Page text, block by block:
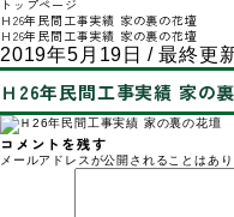
トップページ
Ｈ26年民間工事実績 家の裏の花壇
Ｈ26年民間工事実績 家の裏の花壇
2019年5月19日 / 最終更
Ｈ26年民間工事実績 家の
コメントを残す
メールアドレスが公開されることはあり